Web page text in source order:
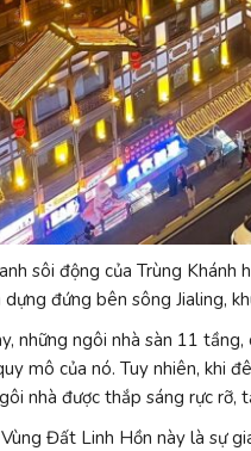
sôi động của Trùng Khánh
đứng bên sông Jialing,
những ngôi nhà sàn 11
mô của nó. Tuy nhiên, khi
nhà được thắp sáng rực rỡ,
Đất Linh Hồn này là sự